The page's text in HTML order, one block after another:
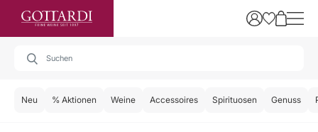
Neu % Aktionen Weine Accessoires Spirituosen Genuss